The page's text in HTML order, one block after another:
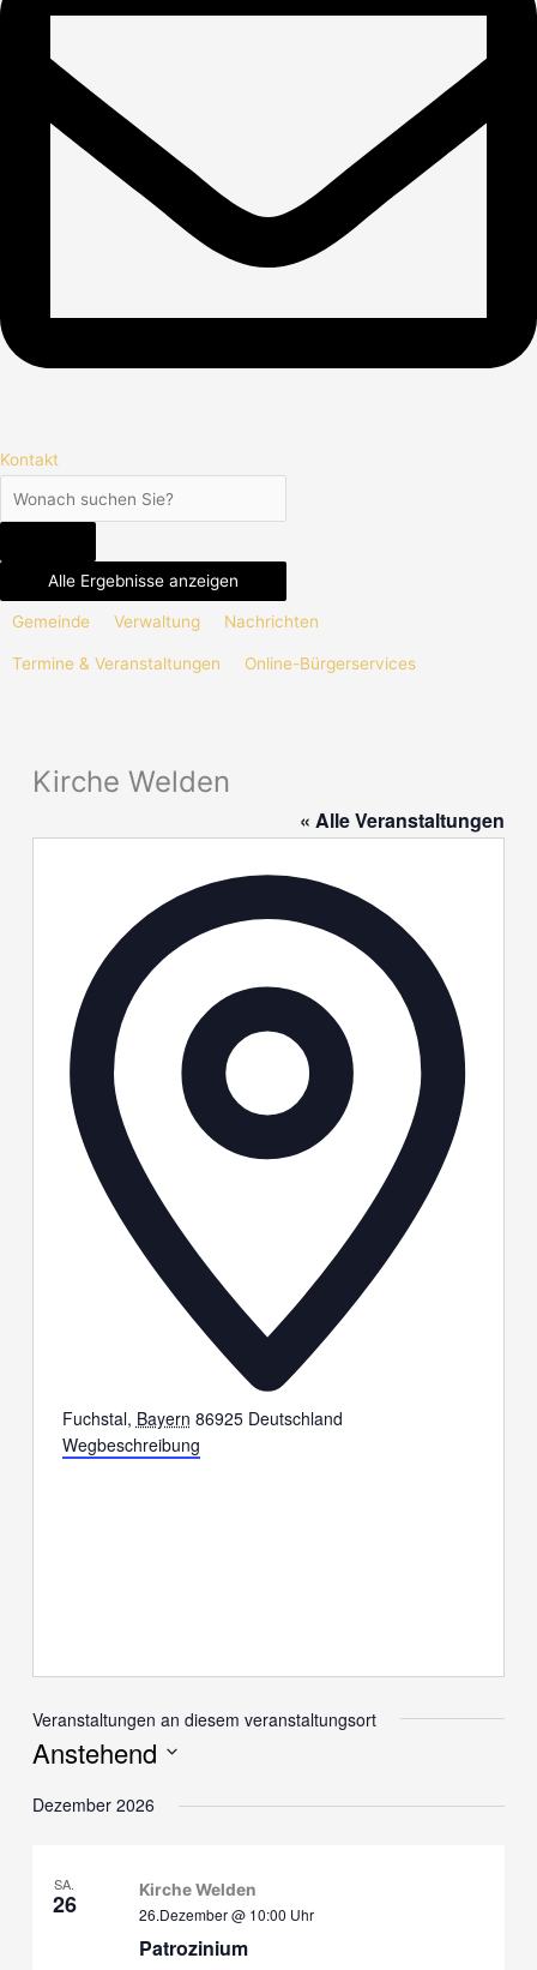
Kontakt
Alle Ergebnisse anzeigen
Gemeinde Verwaltung Nachrichten
Termine & Veranstaltungen Online-Bürgerservices
Kirche Welden
« Alle Veranstaltungen
Fuchstal, Bayern 86925 Deutschland
Wegbeschreibung
Veranstaltungen an diesem veranstaltungsort
Anstehend
wählen.
Dezember 2026
SA.
26
Patrozinium
26.Dezember @ 10:00 Uhr
Kirche Welden